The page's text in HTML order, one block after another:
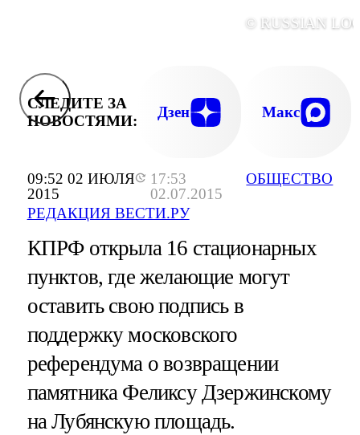
09:52 02 ИЮЛЯ
2015
17:53
02.07.2015
РЕДАКЦИЯ ВЕСТИ.РУ
ОБЩЕСТВО
© RUSSIAN
СЛЕДИТЕ ЗА
НОВОСТЯМИ:
Дзен Макс
КПРФ открыла 16 стационарных
пунктов, где желающие могут
оставить свою подпись в
поддержку московского
референдума о возвращении
памятника Феликсу Дзержинскому
на Лубянскую площадь.